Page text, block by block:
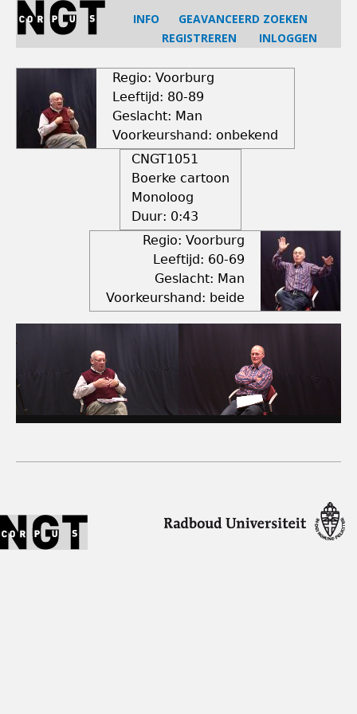
Jump
navigation
INFO
GEAVANCEERD ZOEKEN
REGISTREREN
INLOGGEN
Regio: Voorburg
Leeftijd: 80-89
Geslacht: Man
Voorkeurshand: onbekend
CNGT1051
Boerke cartoon
Monoloog
Duur: 0:43
Regio: Voorburg
Leeftijd: 60-69
Geslacht: Man
Voorkeurshand: beide